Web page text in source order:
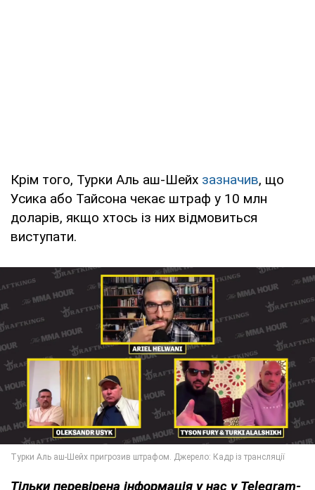
Крім того, Турки Аль аш-Шейх зазначив, що
Усика або Тайсона чекає штраф у 10 млн
доларів, якщо хтось із них відмовиться
виступати.
Тільки перевірена інформація у нас у Telegram-